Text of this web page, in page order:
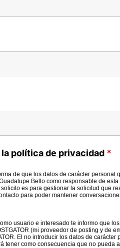
política de privacidad *
de que los datos de carácter personal
Bello como responsable de
es para gestionar la solicitud que
para poder mantener
usuario e interesado te informo que
(mi proveedor de posting y de
El no introducir los datos de carácter
tener como consecuencia que no pueda